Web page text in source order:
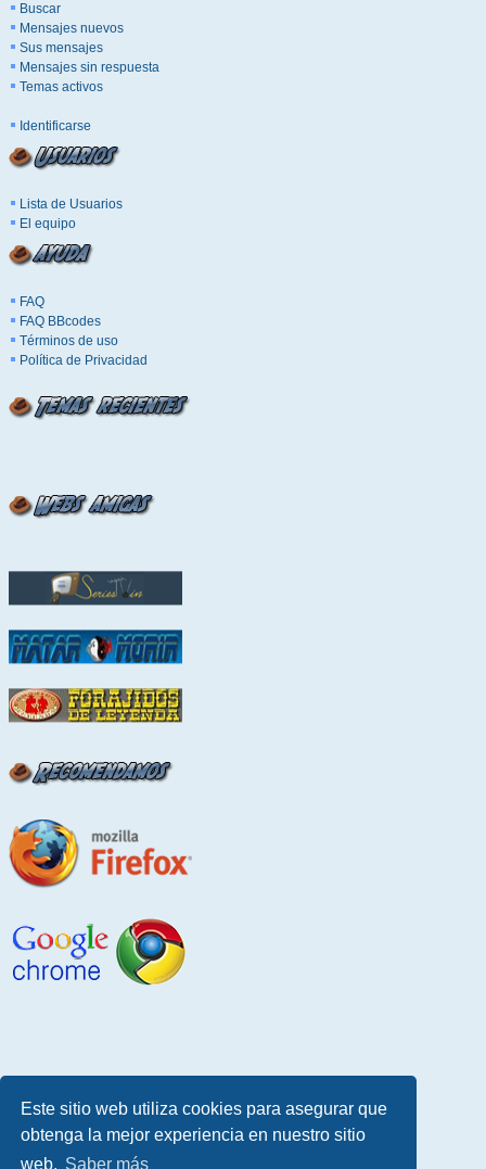
Este sitio web utiliza cookies para asegurar que
obtenga la mejor experiencia en nuestro sitio
web. Saber más
Buscar
Mensajes nuevos
Sus mensajes
Mensajes sin respuesta
Temas activos
Identificarse
Lista de Usuarios
El equipo
FAQ
FAQ BBcodes
Términos de uso
Política de Privacidad